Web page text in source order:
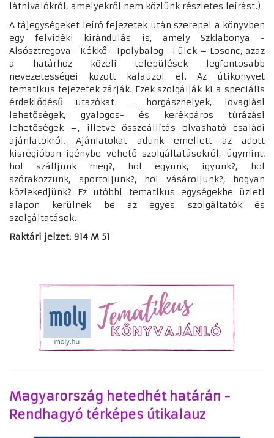
látnivalókról, amelyekről nem közlünk részletes leírást.)
A tájegységeket leíró fejezetek után szerepel a könyvben
egy felvidéki kirándulás is, amely Szklabonya -
Alsósztregova - Kékkő - Ipolybalog - Fülek – Losonc, azaz
a határhoz közeli települések legfontosabb
nevezetességei között kalauzol el. Az útikönyvet
tematikus fejezetek zárják. Ezek szolgálják ki a speciális
érdeklődésű utazókat – horgászhelyek, lovaglási
lehetőségek, gyalogos- és kerékpáros túrázási
lehetőségek –, illetve összeállítás olvasható családi
ajánlatokról. Ajánlatokat adunk emellett az adott
kisrégióban igénybe vehető szolgáltatásokról, úgymint:
hol szálljunk meg?, hol együnk, igyunk?, hol
szórakozzunk, sportoljunk?, hol vásároljunk?, hogyan
közlekedjünk? Ez utóbbi tematikus egységekbe üzleti
alapon kerülnek be az egyes szolgáltatók és
szolgáltatások.
Raktári jelzet: 914 M 51
Magyarország hetedhét határán -
Rendhagyó térképes útikalauz